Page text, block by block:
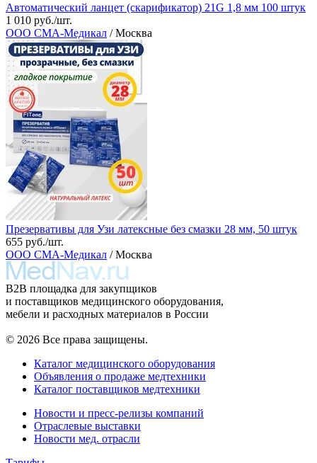
Автоматический ланцет (скарификатор) 21G 1,8 мм 100 штук
1 010 руб./шт.
ООО СМА-Медикал / Москва
Презервативы для Узи латексные без смазки 28 мм, 50 штук
655 руб./шт.
ООО СМА-Медикал / Москва
B2B площадка для закупщиков
и поставщиков медицинского оборудования,
мебели и расходных материалов в России
© 2026 Все права защищены.
Каталог медицинского оборудования
Объявления о продаже медтехники
Каталог поставщиков медтехники
Новости и пресс-релизы компаний
Отраслевые выставки
Новости мед. отрасли